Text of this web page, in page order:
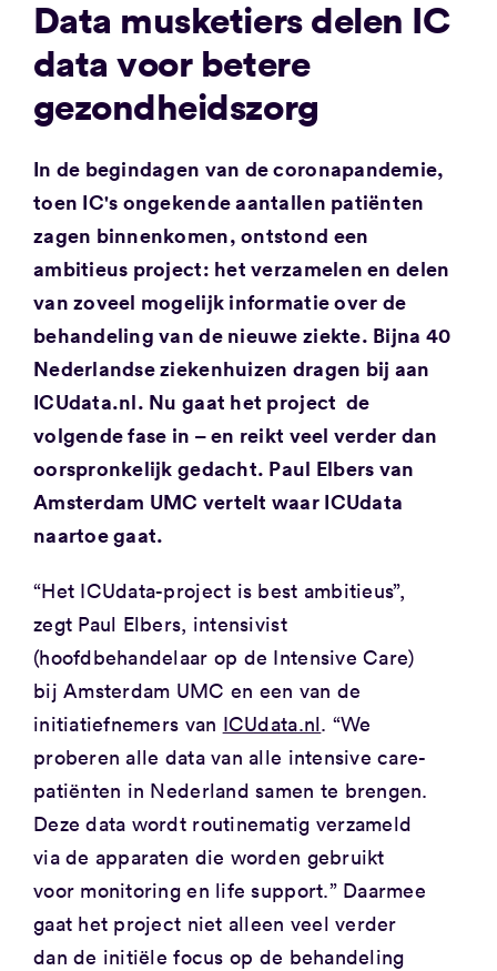
Data musketiers delen IC
data voor betere
gezondheidszorg
In de begindagen van de coronapandemie,
toen IC's ongekende aantallen patiënten
zagen binnenkomen, ontstond een
ambitieus project: het verzamelen en delen
van zoveel mogelijk informatie over de
behandeling van de nieuwe ziekte. Bijna 40
Nederlandse ziekenhuizen dragen bij aan
ICUdata.nl. Nu gaat het project de
volgende fase in – en reikt veel verder dan
oorspronkelijk gedacht. Paul Elbers van
Amsterdam UMC vertelt waar ICUdata
naartoe gaat.
“Het ICUdata-project is best ambitieus”,
zegt Paul Elbers, intensivist
(hoofdbehandelaar op de Intensive Care)
bij Amsterdam UMC en een van de
initiatiefnemers van ICUdata.nl. “We
proberen alle data van alle intensive care-
patiënten in Nederland samen te brengen.
Deze data wordt routinematig verzameld
via de apparaten die worden gebruikt
voor monitoring en life support.” Daarmee
gaat het project niet alleen veel verder
dan de initiële focus op de behandeling